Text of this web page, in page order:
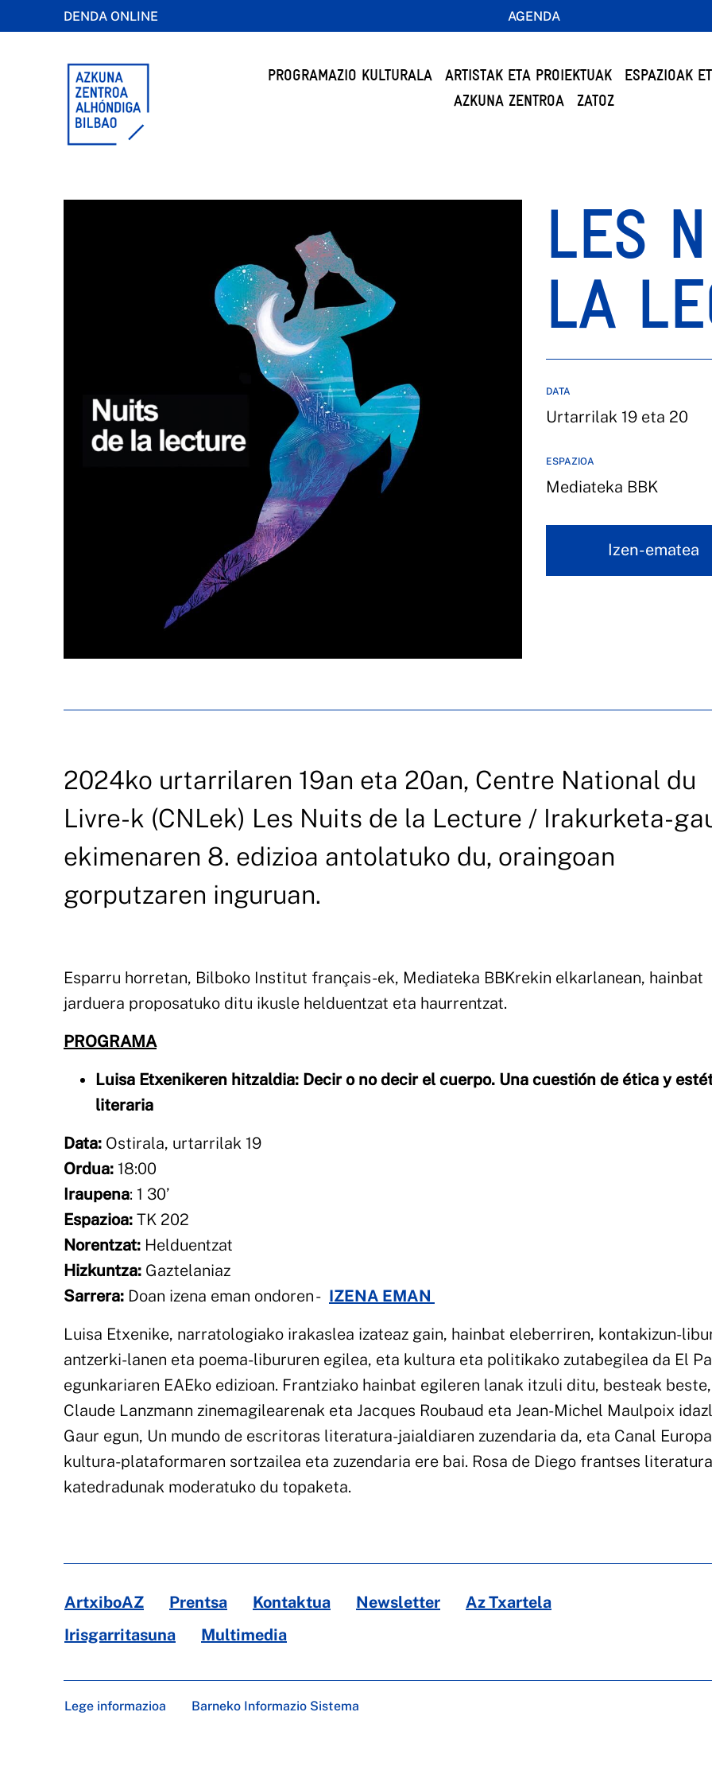
DENDA ONLINE AGENDA
PROGRAMAZIO KULTURALA ARTISTAK ETA PROIEKTUAK
ESPAZIOAK
AZKUNA ZENTROA
ZATOZ
LES
LA
DATA
Urtarrilak 19 eta 20
ESPAZIOA
Mediateka BBK
Izen-ematea
2024ko urtarrilaren 19an eta 20an, Centre National du
Livre-k (CNLek) Les Nuits de la Lecture / Irakurketa-
ekimenaren 8. edizioa antolatuko du, oraingoan
gorputzaren inguruan.
Esparru horretan, Bilboko Institut français-ek, Mediateka BBKrekin elkarlanean, hainbat
jarduera proposatuko ditu ikusle helduentzat eta haurrentzat.
PROGRAMA
Luisa Etxenikeren hitzaldia: Decir o no decir el cuerpo. Una cuestión de ética y
literaria
Data: Ostirala, urtarrilak 19
Ordua: 18:00
Iraupena: 1 30’
Espazioa: TK 202
Norentzat: Helduentzat
Hizkuntza: Gaztelaniaz
Sarrera: Doan izena eman ondoren - IZENA EMAN
Luisa Etxenike, narratologiako irakaslea izateaz gain, hainbat eleberriren, kontakizun-
antzerki-lanen eta poema-libururen egilea, eta kultura eta politikako zutabegilea da El
egunkariaren EAEko edizioan. Frantziako hainbat egileren lanak itzuli ditu, besteak beste,
Claude Lanzmann zinemagilearenak eta Jacques Roubaud eta Jean-Michel Maulpoix
Gaur egun, Un mundo de escritoras literatura-jaialdiaren zuzendaria da, eta Canal
kultura-plataformaren sortzailea eta zuzendaria ere bai. Rosa de Diego frantses
katedradunak moderatuko du topaketa.
ArtxiboAZ Prentsa Kontaktua Newsletter
Az Txartela
Irisgarritasuna
Multimedia
Lege informazioa Barneko Informazio Sistema